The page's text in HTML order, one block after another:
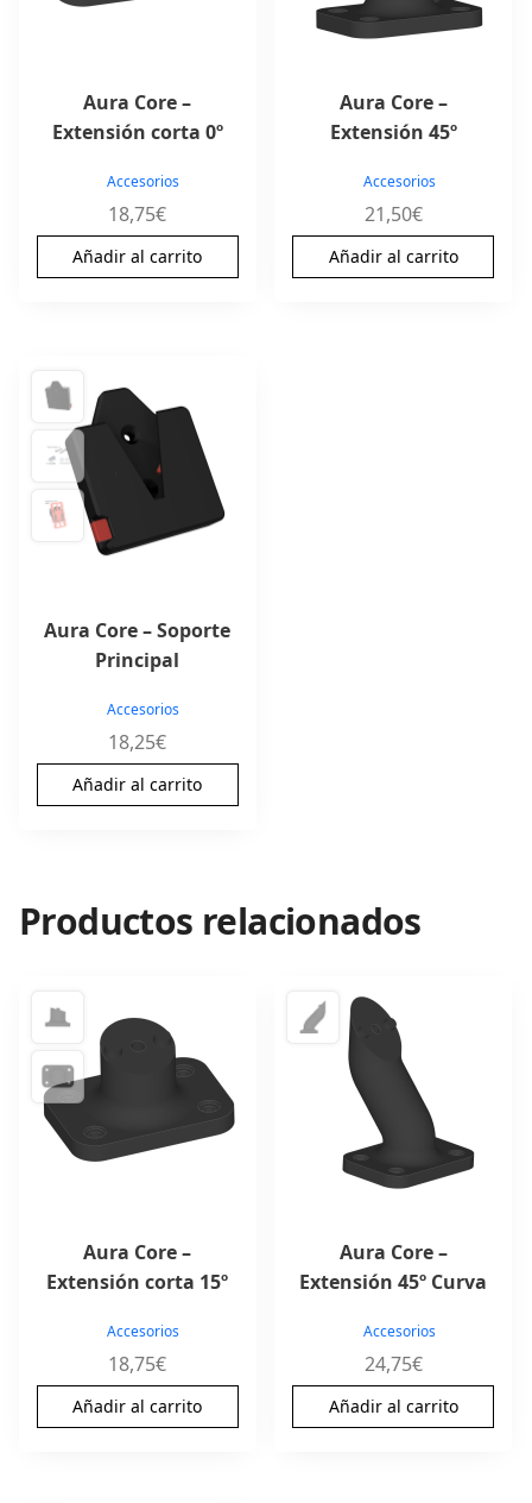
Aura Core –
Extensión corta 0º
Accesorios
18,75€
Añadir al carrito
Aura Core –
Extensión 45º
Accesorios
21,50€
Añadir al carrito
Aura Core – Soporte
Principal
Accesorios
18,25€
Añadir al carrito
Productos relacionados
Aura Core –
Extensión corta 15º
Accesorios
18,75€
Añadir al carrito
Aura Core –
Extensión 45º Curva
Accesorios
24,75€
Añadir al carrito